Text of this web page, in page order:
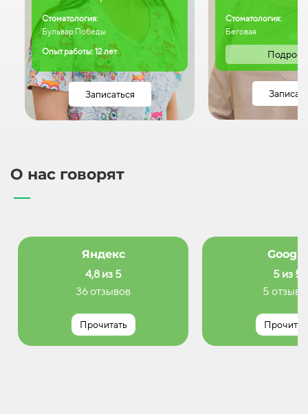
Стоматология:
Бульвар Победы
Опыт работы: 12 лет
Записаться
Стоматология:
Беговая
О нас говорят
Яндекс
4,8 из 5
36 отзывов
Прочитать
Google
5 из 5
5